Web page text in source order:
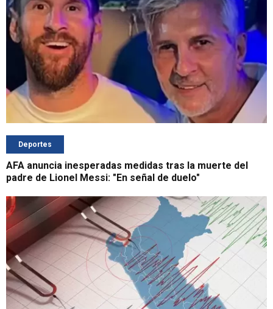
Deportes
AFA anuncia inesperadas medidas tras la muerte del
padre de Lionel Messi: "En señal de duelo"